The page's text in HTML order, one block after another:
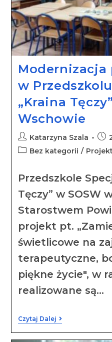
Modernizacja
w
„Kraina
Wschowie
Katarzyna Szala
Bez kategorii /
Przedszkole
Tęczy” w SOSW
Starostwem
projekt pt.
świetlicowe na
terapeutyczne,
piękne życie", w
realizowane są…
Czytaj Dalej